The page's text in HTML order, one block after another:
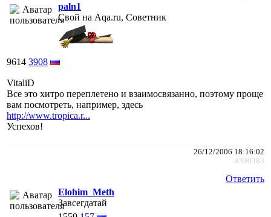
paln1
Свой на Aqa.ru, Советник
9614 3908
VitaliD
Все это хитро переплетено и взаимосвязанно, поэтому проще
вам посмотреть, например, здесь
http://www.tropica.r...
Успехов!
26/12/2006 18:16:02
#390383
Ответить
Elohim_Meth
Завсегдатай